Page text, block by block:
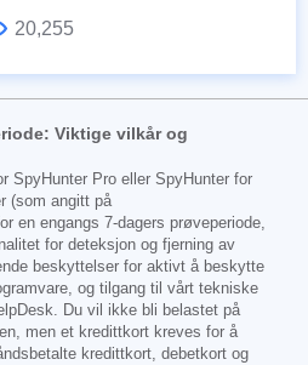
20,255
Viktige vilkår og
SpyHunter Pro eller SpyHunter for
(som angitt på
en engangs 7-dagers prøveperiode,
for deteksjon og fjerning av
beskyttelser for aktivt å beskytte
og tilgang til vårt tekniske
Du vil ikke bli belastet på
men et kredittkort kreves for å
kredittkort, debetkort og